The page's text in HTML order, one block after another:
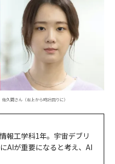
久間さん（右上から時計回りに）
報工学科1年。宇宙デブリ
AIが重要になると考え、AI